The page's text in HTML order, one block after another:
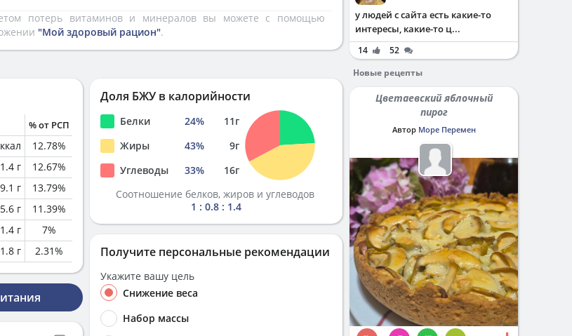
потерь витаминов и минералов вы можете с помощью
"Мой здоровый рацион".
% от РСП
ккал 12.78%
г 12.67%
9.1 г 13.79%
г 11.39%
1.4 г 7%
г 2.31%
Доля БЖУ в калорийности
Белки 24% 11г
Жиры
43% 9г
Углеводы
33% 16г
Соотношение белков, жиров и углеводов
1 : 0.8 : 1.4
Получите персональные рекомендации
Укажите вашу цель
Снижение веса
Набор массы
у людей с сайта есть какие-то
интересы, какие-то ц...
14
52
Новые рецепты
Цветаевский яблочный
пирог
Автор Море Перемен